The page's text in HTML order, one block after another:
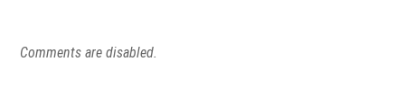
Comments are disabled.